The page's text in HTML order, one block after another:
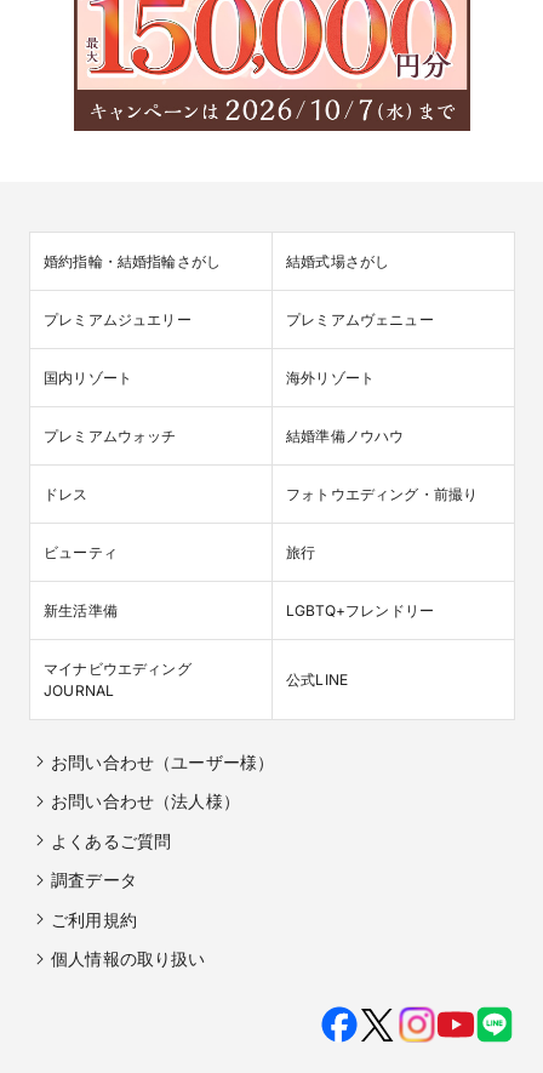
婚約指輪・結婚指輪さがし 結婚式場さがし
プレミアムジュエリー プレミアムヴェニュー
国内リゾート 海外リゾート
プレミアムウォッチ 結婚準備ノウハウ
ドレス フォトウエディング・前撮り
ビューティ 旅行
新生活準備 LGBTQ+フレンドリー
マイナビウエディング
JOURNAL
公式LINE
お問い合わせ（ユーザー様）
お問い合わせ（法人様）
よくあるご質問
調査データ
ご利用規約
個人情報の取り扱い